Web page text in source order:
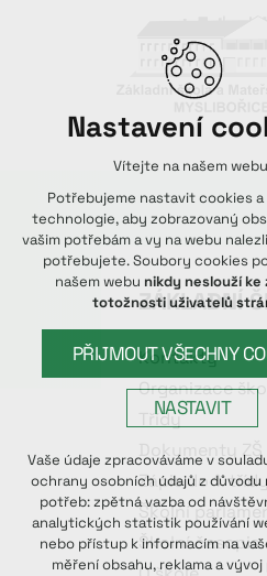
ZÁKLADNÍ
Kontakty
Organizace
Třídy
Dokumenty ZŠ
Zápis do 1.
Školní
Školní časopis
Nastavení
Vítejte na našem
Potřebujeme nastavit cookies
technologie, aby zobrazovaný
vašim potřebám a vy na webu
potřebujete. Soubory cookies
našem webu nikdy neslouží ke
totožnosti uživatelů
PŘIJMOUT VŠECHNY
NASTAVIT
Technická cookies
nutná pro provozování webu
udržení kontextu stránek
případná přihlášení, volby
Volitelná cookies
Vaše údaje zpracováváme v
ochrany osobních údajů z důvodu
potřeb: zpětná vazba od
analytických statistik používání
nebo přístup k informacím na
měření obsahu, reklama a